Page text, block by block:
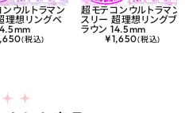
ウルトラマン
理想リングベ
(税込)
超モテコンウルトラマン
スリー 超理想リングブ
ラウン 14.5mm
¥1,650(税込)